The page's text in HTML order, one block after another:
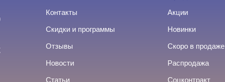
Контакты
Скидки и программы
Отзывы
Новости
Статьи
Акции
Новинки
Скоро в продаже
Распродажа
Соцконтракт